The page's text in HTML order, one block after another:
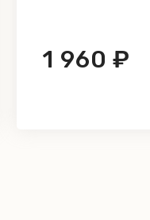
1 960 ₽